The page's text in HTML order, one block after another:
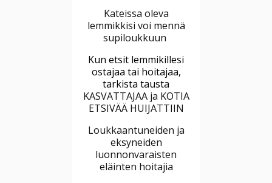
Kateissa oleva
lemmikkisi voi mennä
supiloukkuun
Kun etsit lemmikillesi
ostajaa tai hoitajaa,
tarkista tausta
KASVATTAJAA ja KOTIA
ETSIVÄÄ HUIJATTIIN
Loukkaantuneiden ja
eksyneiden
luonnonvaraisten
eläinten hoitajia